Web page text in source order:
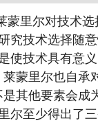
蒙里尔对技术
究技术选择随
使技术具有意
蒙里尔也自承
其他要素会成
尔至少得出了